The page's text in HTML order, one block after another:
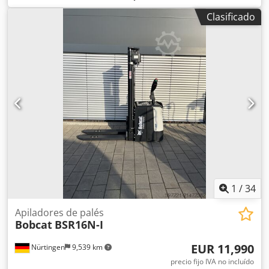
mm, centro de carga:600 mm, tipo de combustible:
, altura de construcción:
24 V, longitud de la
, peso total: 576 kg, 5108763 Dsdpsyv
S Rmofx Abzjck Número de serie: OBWNL-003130
Especificaciones de la batería: 24 V, 60 Ah.
Clasificado
1 /34
Nürtingen 9,539 km
Apiladores de palés
Bobcat BSR16N-I
EUR 11,990
precio fijo IVA no incluído